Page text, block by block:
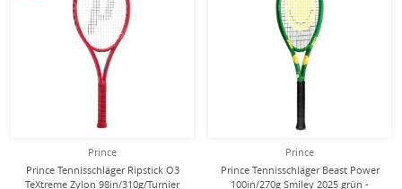
Prince
Prince Tennisschläger Ripstick O3
TeXtreme Zylon 98in/310g/Turnier
Prince
Prince Tennisschläger Beast Power
100in/270g Smiley 2025 grün -